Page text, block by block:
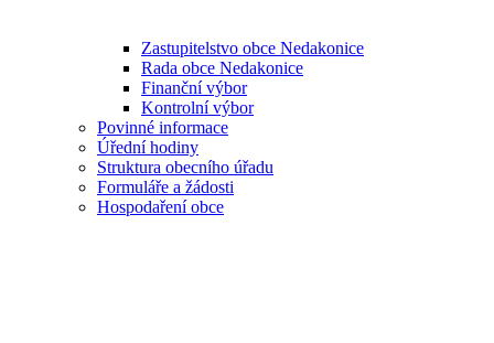
Zastupitelstvo obce Nedakonice
Rada obce Nedakonice
Finanční výbor
Kontrolní výbor
Povinné informace
Úřední hodiny
Struktura obecního úřadu
Formuláře a žádosti
Hospodaření obce